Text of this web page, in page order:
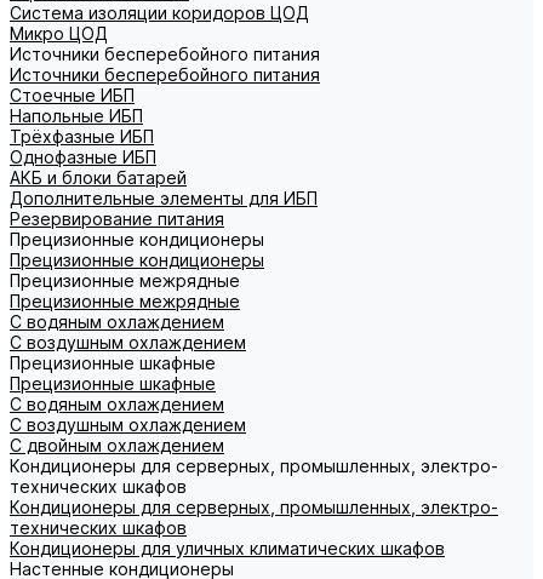
Система изоляции коридоров ЦОД
Микро ЦОД
Источники бесперебойного питания
Источники бесперебойного питания
Стоечные ИБП
Напольные ИБП
Трёхфазные ИБП
Однофазные ИБП
АКБ и блоки батарей
Дополнительные элементы для ИБП
Резервирование питания
Прецизионные кондиционеры
Прецизионные кондиционеры
Прецизионные межрядные
Прецизионные межрядные
С водяным охлаждением
С воздушным охлаждением
Прецизионные шкафные
Прецизионные шкафные
С водяным охлаждением
С воздушным охлаждением
С двойным охлаждением
Кондиционеры для серверных, промышленных, электро-
технических шкафов
Кондиционеры для серверных, промышленных, электро-
технических шкафов
Кондиционеры для уличных климатических шкафов
Настенные кондиционеры